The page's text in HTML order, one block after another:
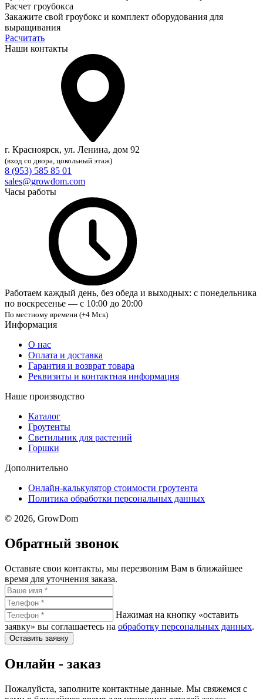
Расчет гроубокса
Закажите свой гроубокс и комплект оборудования для
выращивания
Расчитать
Наши контакты
г. Красноярск, ул. Ленина, дом 92
(вход со двора, цокольный этаж)
8 (953) 585 85 01
sales@growdom.com
Часы работы
Работаем каждый день, без обеда и выходных: с понедельника
по воскресенье — с 10:00 до 20:00
По местному времени (+4 Мск)
Информация
О нас
Оплата и доставка
Гарантия и возврат товара
Реквизиты и контактная информация
Наше производство
Каталог
Гроутенты
Светильник для растений
Горшки
Дополнительно
Онлайн-калькулятор стоимости гроутента
Политика обработки персональных данных
© 2026, GrowDom
Обратный звонок
Оставьте свои контакты, мы перезвоним Вам в ближайшее
время для уточнения заказа.
Нажимая на кнопку «оставить
заявку» вы соглашаетесь на обработку персональных данных.
Оставить заявку
Онлайн - заказ
Пожалуйста, заполните контактные данные. Мы свяжемся с